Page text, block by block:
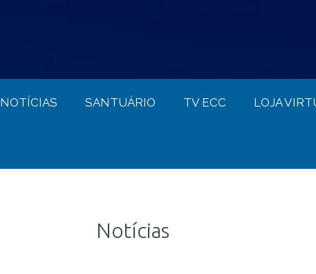
NOTÍCIAS SANTUÁRIO TV ECC LOJA
Notícias